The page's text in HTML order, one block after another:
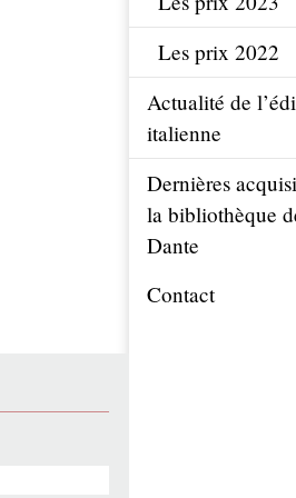
Les prix 2022
Actualité de
italienne
Dernières
la bibliothèque
Dante
Contact